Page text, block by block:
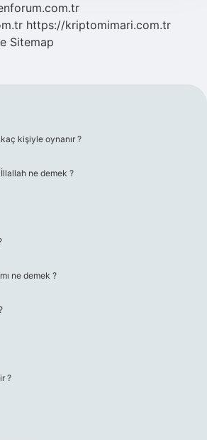
https://kriptomimari.com.tr
Sitemap
kişiyle oynanır ?
ne demek ?
ne demek ?
?